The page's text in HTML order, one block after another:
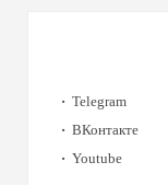
Telegram
ВКонтакте
Youtube